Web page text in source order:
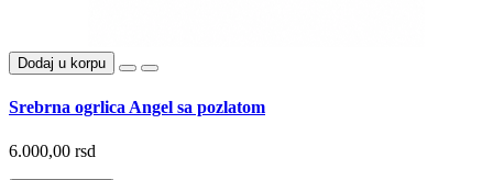
Dodaj u korpu
Srebrna ogrlica Angel sa pozlatom
6.000,00 rsd